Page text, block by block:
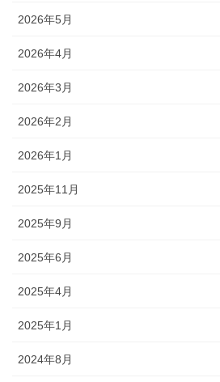
2026年5月
2026年4月
2026年3月
2026年2月
2026年1月
2025年11月
2025年9月
2025年6月
2025年4月
2025年1月
2024年8月